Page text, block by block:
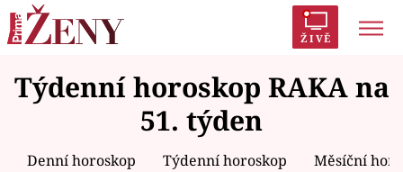
ŽIVĚ
Trendy: Polabí Inspekce Prostřeno!
AYTO?
Zrádci Proměny
Týdenní horoskop RAKA na
51. týden
Denní horoskop Týdenní horoskop Měsíční